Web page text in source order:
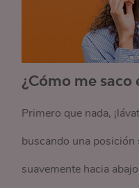
¿Cómo me saco
Primero que nada,
buscando una
suavemente hacia